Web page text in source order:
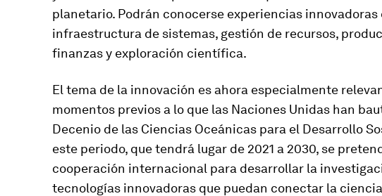
planetario. Podrán conocerse experiencias innovadoras
infraestructura de sistemas, gestión de recursos,
finanzas y exploración científica.
El tema de la innovación es ahora especialmente
momentos previos a lo que las Naciones Unidas han
Decenio de las Ciencias Oceánicas para el Desarrollo
este periodo, que tendrá lugar de 2021 a 2030, se
cooperación internacional para desarrollar la
tecnologías innovadoras que puedan conectar la